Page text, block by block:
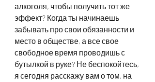
алкоголя, чтобы получить тот же
эффект? Когда ты начинаешь
забывать про свои обязанности и
место в обществе, а все свое
свободное время проводишь с
бутылкой в руке? Не беспокойтесь,
я сегодня расскажу вам о том, на